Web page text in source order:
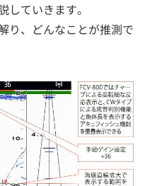
ていきます。
り、どんなことが推測で